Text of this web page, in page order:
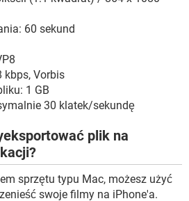
60 sekund
kbps, Vorbis
1 GB
30 klatek/sekundę
plik na
sprzętu typu Mac, możesz użyć
swoje filmy na iPhone'a.